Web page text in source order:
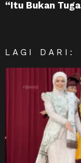
“Itu Bukan
LAGI DARI: